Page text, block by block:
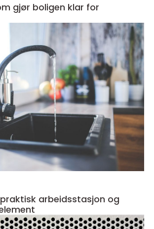
gjør boligen klar for